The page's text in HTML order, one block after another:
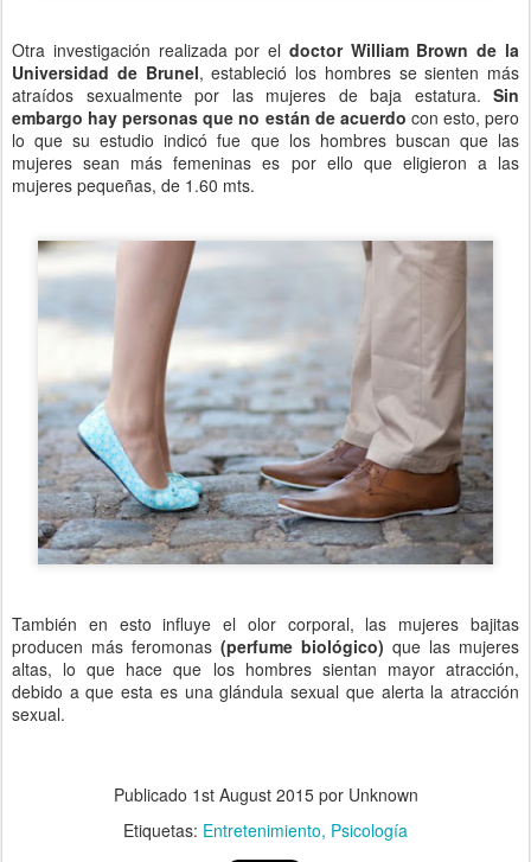
Otra investigación realizada por el doctor William Brown de la
Universidad de Brunel, estableció los hombres se sienten más
atraídos sexualmente por las mujeres de baja estatura. Sin
embargo hay personas que no están de acuerdo con esto, pero
lo que su estudio indicó fue que los hombres buscan que las
mujeres sean más femeninas es por ello que eligieron a las
mujeres pequeñas, de 1.60 mts.
También en esto influye el olor corporal, las mujeres bajitas
producen más feromonas (perfume biológico) que las mujeres
altas, lo que hace que los hombres sientan mayor atracción,
debido a que esta es una glándula sexual que alerta la atracción
sexual.
Publicado 1st August 2015por Unknown
Etiquetas: Entretenimiento Psicología